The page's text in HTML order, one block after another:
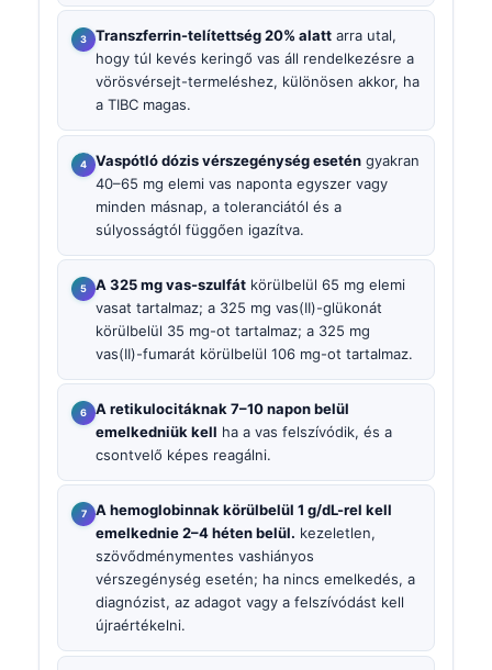
Transzferrin-telítettség 20% alatt arra utal,
hogy túl kevés keringő vas áll rendelkezésre a
vörösvérsejt-termeléshez, különösen akkor, ha
a TIBC magas.
Vaspótló dózis vérszegénység esetén gyakran
40–65 mg elemi vas naponta egyszer vagy
minden másnap, a toleranciától és a
súlyosságtól függően igazítva.
A 325 mg vas-szulfát körülbelül 65 mg elemi
vasat tartalmaz; a 325 mg vas(II)-glükonát
körülbelül 35 mg-ot tartalmaz; a 325 mg
vas(II)-fumarát körülbelül 106 mg-ot tartalmaz.
A retikulocitáknak 7–10 napon belül
emelkedniük kell ha a vas felszívódik, és a
csontvelő képes reagálni.
A hemoglobinnak körülbelül 1 g/dL-rel kell
emelkednie 2–4 héten belül. kezeletlen,
szövődménymentes vashiányos
vérszegénység esetén; ha nincs emelkedés, a
diagnózist, az adagot vagy a felszívódást kell
újraértékelni.